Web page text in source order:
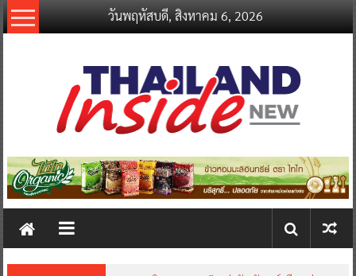
Skip
to
วันพฤหัสบดี, สิงหาคม 6, 2026
thailandinsidenew.com
Thailand
New